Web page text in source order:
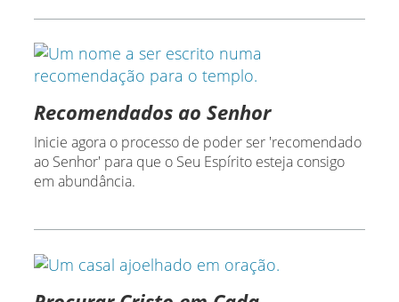
Recomendados ao Senhor
Inicie agora o processo de poder ser 'recomendado
ao Senhor' para que o Seu Espírito esteja consigo
em abundância.